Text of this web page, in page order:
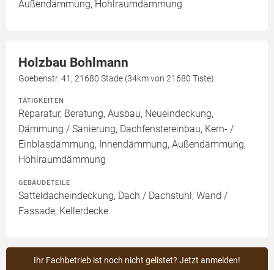
Außendämmung, Hohlraumdämmung
Holzbau Bohlmann
Goebenstr. 41, 21680 Stade (34km von 21680 Tiste)
TÄTIGKEITEN
Reparatur, Beratung, Ausbau, Neueindeckung,
Dämmung / Sanierung, Dachfenstereinbau, Kern- /
Einblasdämmung, Innendämmung, Außendämmung,
Hohlraumdämmung
GEBÄUDETEILE
Satteldacheindeckung, Dach / Dachstuhl, Wand /
Fassade, Kellerdecke
Ihr Fachbetrieb ist noch nicht gelistet? Jetzt anmelden!